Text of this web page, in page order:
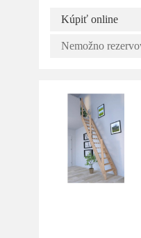
Kúpiť online
Nemožno